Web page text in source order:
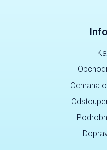
Ochrana